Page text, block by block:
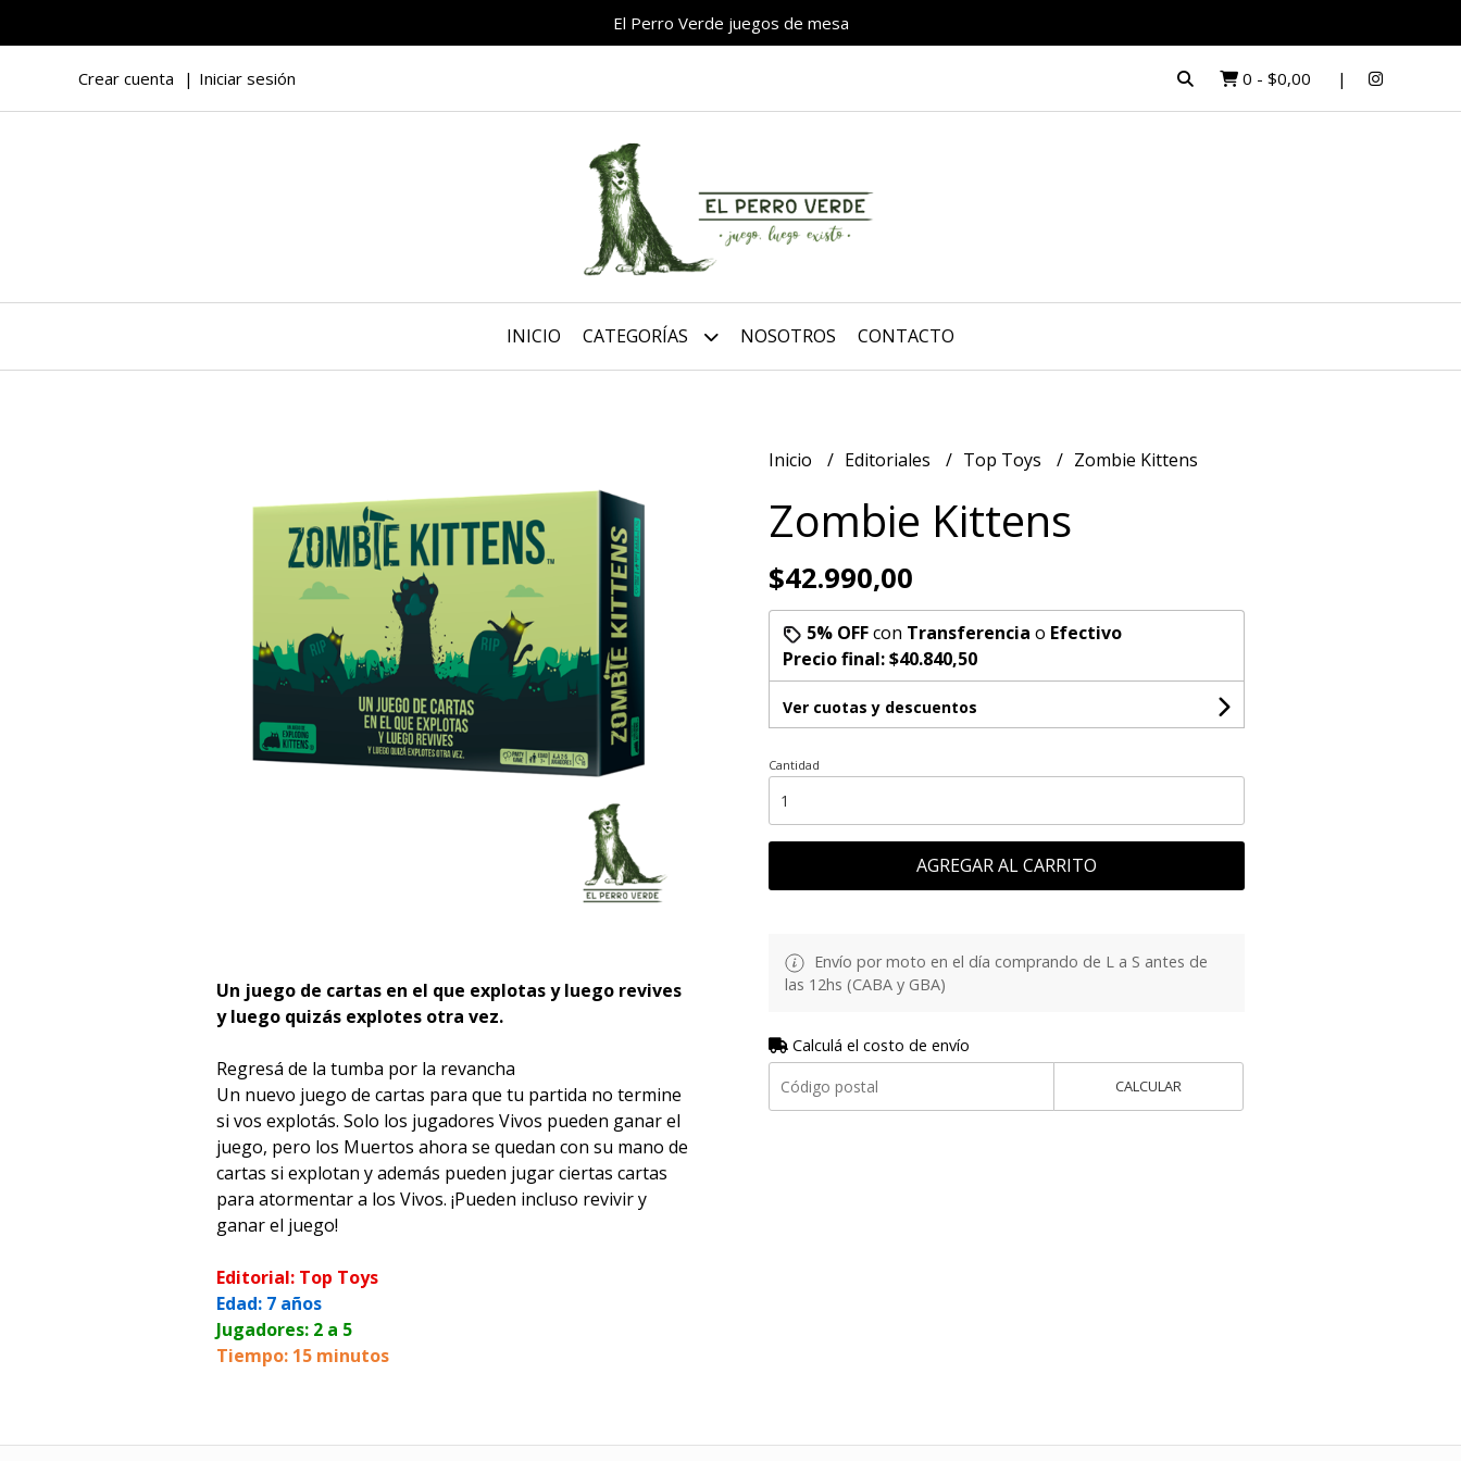
El Perro Verde juegos de mesa
Crear cuenta Iniciar sesión 0 - $0,00
INICIO CATEGORÍAS NOSOTROS CONTACTO
Un juego de cartas en el que explotas y luego revives
y luego quizás explotes otra vez.
Regresá de la tumba por la revancha
Un nuevo juego de cartas para que tu partida no termine
si vos explotás. Solo los jugadores Vivos pueden ganar el
juego, pero los Muertos ahora se quedan con su mano de
cartas si explotan y además pueden jugar ciertas cartas
para atormentar a los Vivos. ¡Pueden incluso revivir y
ganar el juego!
Editorial: Top Toys
Edad: 7 años
Jugadores: 2 a 5
Tiempo: 15 minutos
Inicio Editoriales Top Toys Zombie Kittens
Zombie Kittens
$42.990,00
5% OFFcon Transferencia o Efectivo
Precio final:$40.840,50
Ver cuotas y descuentos
Cantidad
AGREGAR AL CARRITO
Envío por moto en el día comprando de L a S antes de
las 12hs (CABA y GBA)
Calculá el costo de envío
CALCULAR